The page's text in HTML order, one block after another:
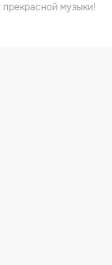
музыки!